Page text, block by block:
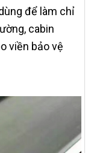
để làm chỉ
cabin
viền bảo vệ